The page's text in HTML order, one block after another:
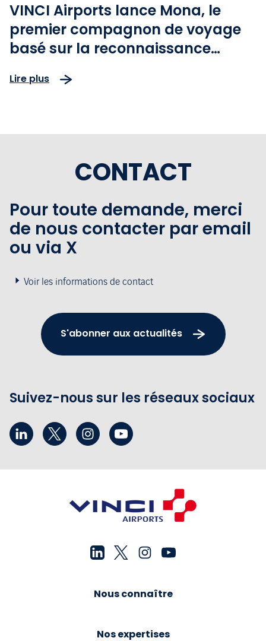
VINCI Airports lance Mona, le
premier compagnon de voyage
basé sur la reconnaissance
Saint Exupéry
Lire plus
CONTACT
Pour toute demande, merci
de nous contacter par email
ou via X
Voir les informations de contact
S'abonner aux actualités
Suivez-nous sur les réseaux sociaux
Nous connaître
Nos expertises